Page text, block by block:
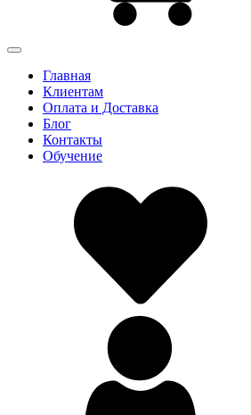
Главная
Клиентам
Оплата и Доставка
Блог
Контакты
Обучение